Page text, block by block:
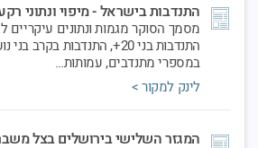
23
ספט
הרצועות הירוקות בירושלים-
הצבאים
קצת רקע לאחרונה יזמה עיריית
תכנון ואגף איכות הסביבה), בא...
התנדבות בישראל - מיפוי ונתוני
מסמך הסוקר מגמות ונתונים עיקריים
התנדבות בני 20+, התנדבות
במספרי מתנדבים, עמותות…
לינק למקור >
המגזר השלישי בירושלים בצל